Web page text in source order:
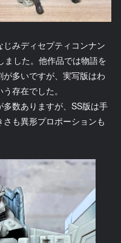
じみディセプティコンナン
ました。他作品では物語を
多いですが、実写版はわ
存在でした。
数ありますが、SS版は手
も異形プロポーションも